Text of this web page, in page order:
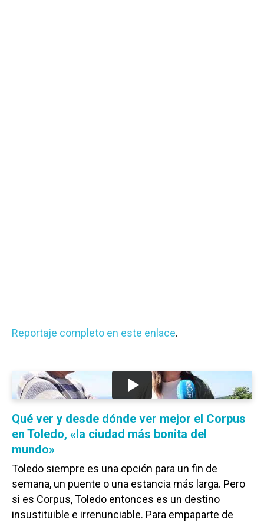
Reportaje completo en este enlace.
Qué ver y desde dónde ver mejor el Corpus
en Toledo, «la ciudad más bonita del
mundo»
Toledo siempre es una opción para un fin de
semana, un puente o una estancia más larga. Pero
si es Corpus, Toledo entonces es un destino
insustituible e irrenunciable. Para empaparte de